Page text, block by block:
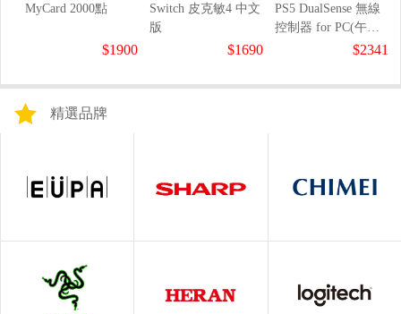
MyCard 2000點
$1900
Switch 皮克敏4 中文
版
$1690
PS5 DualSense 無線
控制器 for PC(午夜
$2341
精選品牌